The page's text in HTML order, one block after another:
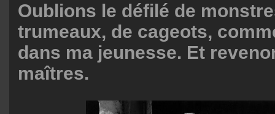
Oublions le défilé de
trumeaux, de cageots,
dans ma jeunesse. Et
maîtres.